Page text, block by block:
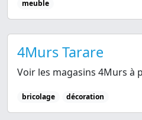
meuble
4Murs Tarare
Voir les magasins 4Murs à
bricolage décoration